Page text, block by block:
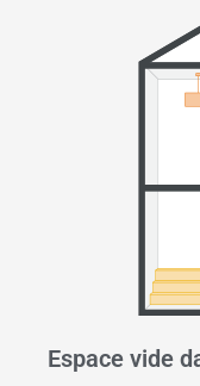
Espace vide